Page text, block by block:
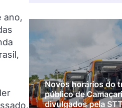
ano,
Novos horários do
público de
divulgados pela